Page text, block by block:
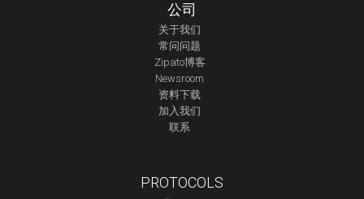
公司
关于我们
常问问题
Zipato博客
Newsroom
资料下载
加入我们
联系
PROTOCOLS